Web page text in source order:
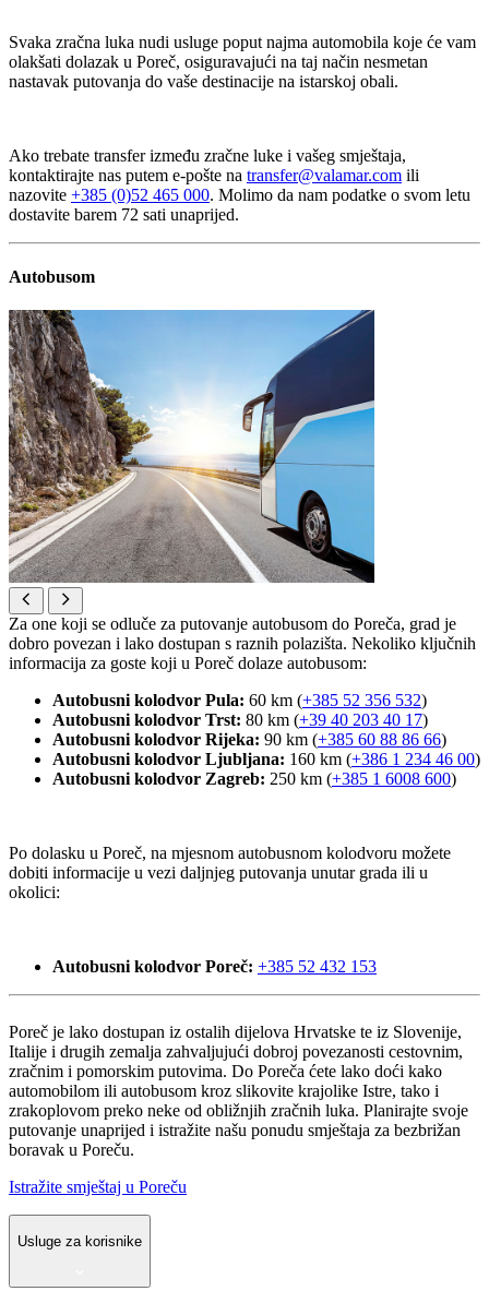
Svaka zračna luka nudi usluge poput najma automobila koje će vam
olakšati dolazak u Poreč, osiguravajući na taj način nesmetan
nastavak putovanja do vaše destinacije na istarskoj obali.
Ako trebate transfer između zračne luke i vašeg smještaja,
kontaktirajte nas putem e-pošte na transfer@valamar.com ili
nazovite +385 (0)52 465 000. Molimo da nam podatke o svom letu
dostavite barem 72 sati unaprijed.
Autobusom
Za one koji se odluče za putovanje autobusom do Poreča, grad je
dobro povezan i lako dostupan s raznih polazišta. Nekoliko ključnih
informacija za goste koji u Poreč dolaze autobusom:
Autobusni kolodvor Pula: 60 km (+385 52 356 532)
Autobusni kolodvor Trst: 80 km (+39 40 203 40 17)
Autobusni kolodvor Rijeka: 90 km (+385 60 88 86 66)
Autobusni kolodvor Ljubljana: 160 km (+386 1 234 46 00)
Autobusni kolodvor Zagreb: 250 km (+385 1 6008 600)
Po dolasku u Poreč, na mjesnom autobusnom kolodvoru možete
dobiti informacije u vezi daljnjeg putovanja unutar grada ili u
okolici:
Autobusni kolodvor Poreč: +385 52 432 153
Poreč je lako dostupan iz ostalih dijelova Hrvatske te iz Slovenije,
Italije i drugih zemalja zahvaljujući dobroj povezanosti cestovnim,
zračnim i pomorskim putovima. Do Poreča ćete lako doći kako
automobilom ili autobusom kroz slikovite krajolike Istre, tako i
zrakoplovom preko neke od obližnjih zračnih luka. Planirajte svoje
putovanje unaprijed i istražite našu ponudu smještaja za bezbrižan
boravak u Poreču.
Istražite smještaj u Poreču
Usluge za korisnike